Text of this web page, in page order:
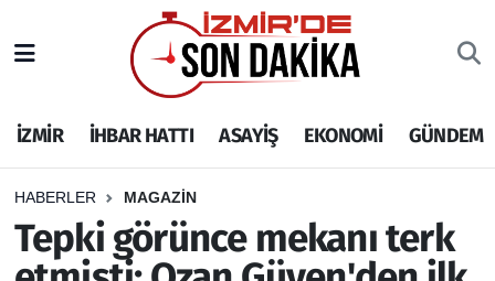
İZMİR İHBAR HATTI ASAYİŞ EKONOMİ GÜNDEM
HABERLER MAGAZİN
Tepki görünce mekanı terk
İHBAR HATTI
DEPREM
GENEL
İzmir Nöbetçi Eczaneler
İzmir Hava Durumu
İzmir Namaz Vakitleri
İzmir Trafik Yoğunluk Haritası